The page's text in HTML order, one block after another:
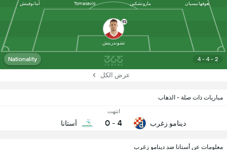
مباريات ذات صلة - الذهاب
دينامو زغرب
انتهت
4
-
0 أستانا
4 - 4 - 2
Nationality
93
تشوندريتش
أمانوفيتش Tomasevic ماروتشكين هوفهانيسيان
عرض الكل
معلومات عن أستانا ضد دينامو زغرب